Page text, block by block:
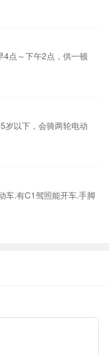
4点～下午2点，供一顿
岁以下，会骑两轮电动
车.有C1驾照能开车.手脚